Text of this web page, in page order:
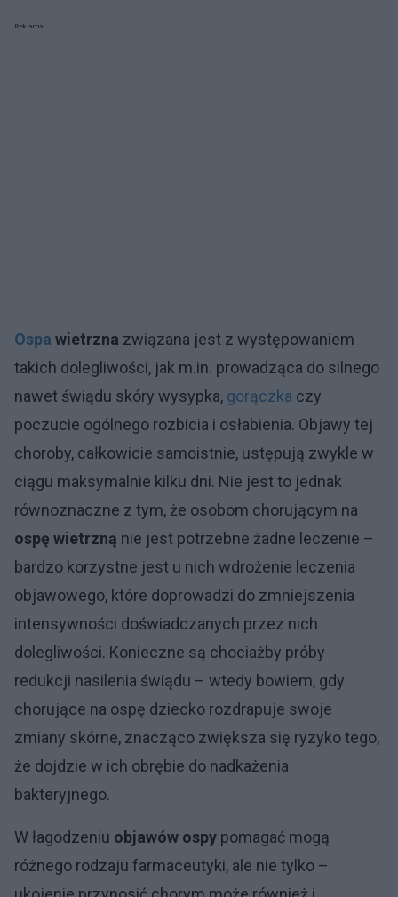
Reklama:
Ospa wietrzna związana jest z występowaniem
takich dolegliwości, jak m.in. prowadząca do silnego
nawet świądu skóry wysypka, gorączka czy
poczucie ogólnego rozbicia i osłabienia. Objawy tej
choroby, całkowicie samoistnie, ustępują zwykle w
ciągu maksymalnie kilku dni. Nie jest to jednak
równoznaczne z tym, że osobom chorującym na
ospę wietrzną nie jest potrzebne żadne leczenie –
bardzo korzystne jest u nich wdrożenie leczenia
objawowego, które doprowadzi do zmniejszenia
intensywności doświadczanych przez nich
dolegliwości. Konieczne są chociażby próby
redukcji nasilenia świądu – wtedy bowiem, gdy
chorujące na ospę dziecko rozdrapuje swoje
zmiany skórne, znacząco zwiększa się ryzyko tego,
że dojdzie w ich obrębie do nadkażenia
bakteryjnego.
W łagodzeniu objawów ospy pomagać mogą
różnego rodzaju farmaceutyki, ale nie tylko –